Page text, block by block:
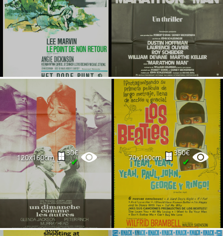
120x160cm
30€
✔ 70x100cm
350€
✔